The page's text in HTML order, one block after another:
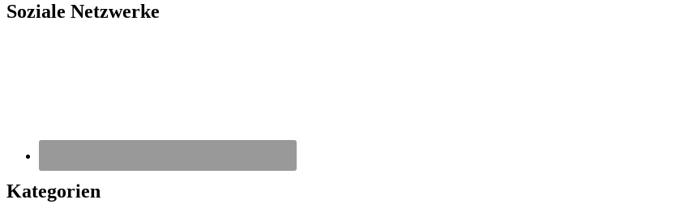
Soziale Netzwerke
Kategorien